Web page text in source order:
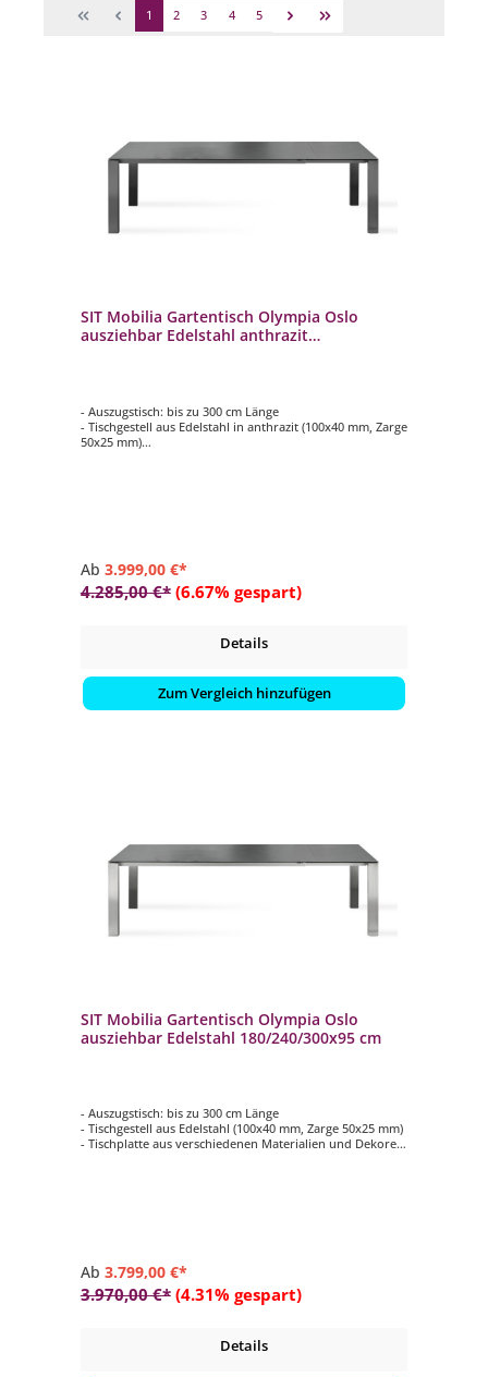
1 2 3 4 5
SIT Mobilia Gartentisch Olympia Oslo
ausziehbar Edelstahl anthrazit
- Auszugstisch: bis zu 300 cm Länge
- Tischgestell aus Edelstahl in anthrazit (100x40 mm, Zarge
50x25 mm)
Ab 3.999,00 €*
4.285,00 €* (6.67% gespart)
Details
Zum Vergleich hinzufügen
SIT Mobilia Gartentisch Olympia Oslo
ausziehbar Edelstahl 180/240/300x95 cm
- Auszugstisch: bis zu 300 cm Länge
- Tischgestell aus Edelstahl (100x40 mm, Zarge 50x25 mm)
- Tischplatte aus verschiedenen Materialien und Dekoren
Ab 3.799,00 €*
3.970,00 €* (4.31% gespart)
Details